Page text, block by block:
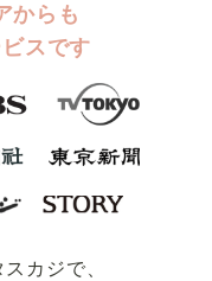
からも
スです
カジで、